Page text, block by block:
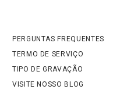
PERGUNTAS FREQUENTES
TERMO DE SERVIÇO
TIPO DE GRAVAÇÃO
VISITE NOSSO BLOG